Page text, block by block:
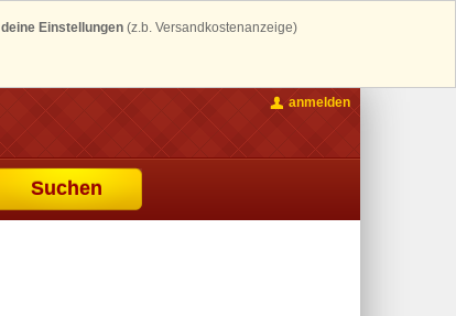
deine Einstellungen (z.b. Versandkostenanzeige)
Suchen
anmelden